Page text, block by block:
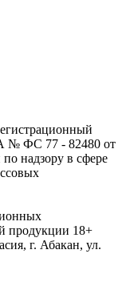
№ ФС 77 - 82480 от
надзору в сфере
продукции 18+
г. Абакан, ул.